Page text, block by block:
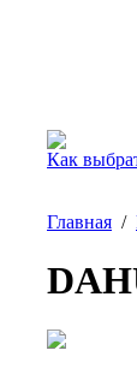
Как
Главная /